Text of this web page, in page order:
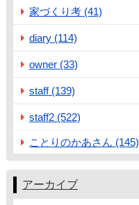
家づくり考 (41)
diary (114)
owner (33)
staff (139)
staff2 (522)
ことりのかあさん (145)
アーカイブ